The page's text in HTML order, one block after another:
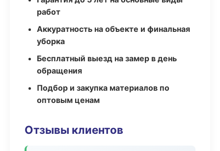
работ
Аккуратность на объекте и финальная
уборка
Бесплатный выезд на замер в день
обращения
Подбор и закупка материалов по
оптовым ценам
Отзывы клиентов